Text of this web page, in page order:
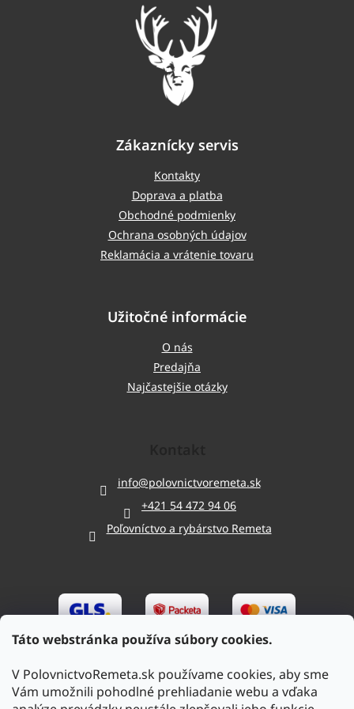
Táto webstránka používa súbory cookies.
V PolovnictvoRemeta.sk používame cookies, aby sme
Vám umožnili pohodlné prehliadanie webu a vďaka
Zákaznícky servis
Kontakty
Doprava a platba
Obchodné podmienky
Ochrana osobných údajov
Reklamácia a vrátenie tovaru
Užitočné informácie
O nás
Predajňa
Najčastejšie otázky
info@polovnictvoremeta.sk
+421 54 472 94 06
Poľovníctvo a rybárstvo Remeta